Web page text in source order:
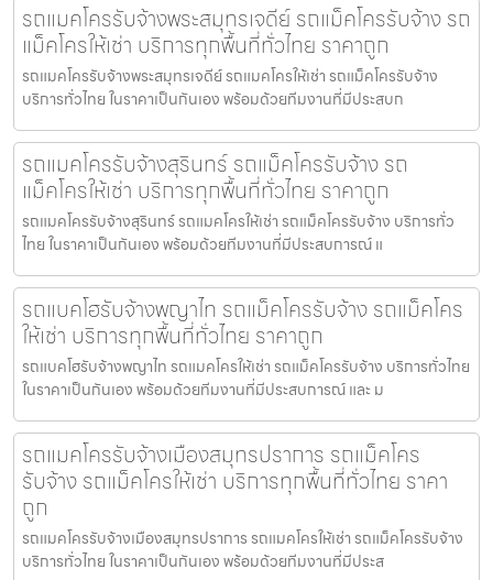
รถแมคโครรับจ้างพระสมุทรเจดีย์ รถแม็คโครรับจ้าง รถ
แม็คโครให้เช่า บริการทุกพื้นที่ทั่วไทย ราคาถูก
รถแมคโครรับจ้างพระสมุทรเจดีย์ รถแมคโครให้เช่า รถแม็คโครรับจ้าง
บริการทั่วไทย ในราคาเป็นกันเอง พร้อมด้วยทีมงานที่มีประสบก
รถแมคโครรับจ้างสุรินทร์ รถแม็คโครรับจ้าง รถ
แม็คโครให้เช่า บริการทุกพื้นที่ทั่วไทย ราคาถูก
รถแมคโครรับจ้างสุรินทร์ รถแมคโครให้เช่า รถแม็คโครรับจ้าง บริการทั่ว
ไทย ในราคาเป็นกันเอง พร้อมด้วยทีมงานที่มีประสบการณ์ แ
รถแบคโฮรับจ้างพญาไท รถแม็คโครรับจ้าง รถแม็คโคร
ให้เช่า บริการทุกพื้นที่ทั่วไทย ราคาถูก
รถแบคโฮรับจ้างพญาไท รถแมคโครให้เช่า รถแม็คโครรับจ้าง บริการทั่วไทย
ในราคาเป็นกันเอง พร้อมด้วยทีมงานที่มีประสบการณ์ และ ม
รถแมคโครรับจ้างเมืองสมุทรปราการ รถแม็คโคร
รับจ้าง รถแม็คโครให้เช่า บริการทุกพื้นที่ทั่วไทย ราคา
ถูก
รถแมคโครรับจ้างเมืองสมุทรปราการ รถแมคโครให้เช่า รถแม็คโครรับจ้าง
บริการทั่วไทย ในราคาเป็นกันเอง พร้อมด้วยทีมงานที่มีประส